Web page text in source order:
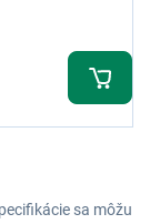
sa môžu